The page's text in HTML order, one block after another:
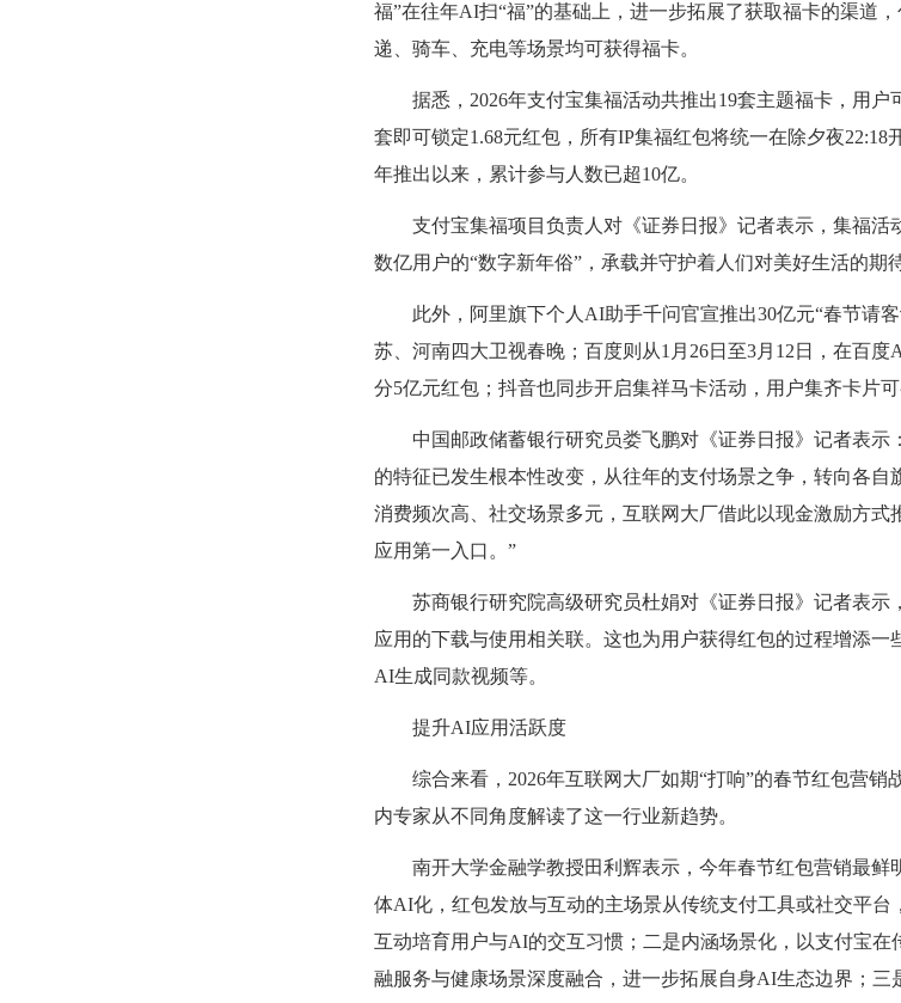
福”在往年AI扫“福”的基础上，进一步拓展了获取福卡的渠道
递、骑车、充电等场景均可获得福卡。
据悉， 2026年支付宝集福活动共推出19套主题福卡，用
套即可锁定1.68元红包，所有IP集福红包将统一在除夕夜22:18
年推出以来，累计参与人数已超10亿。
支付宝集福项目负责人对《证券日报》记者表示，集福
数亿用户的“数字新年俗”，承载并守护着人们对美好生活的期
此外，阿里旗下个人 AI助手千问官宣推出30亿元“春节请
苏、河南四大卫视春晚；百度则从1月26日至3月12日，在百度
分5亿元红包；抖音也同步开启集祥马卡活动，用户集齐卡片可
中国邮政储蓄银行研究员娄飞鹏对《证券日报》记者表示：
的特征已发生根本性改变，从往年的支付场景之争，转向各
消费频次高、社交场景多元，互联网大厂借此以现金激励方
应用第一入口。”
苏商银行研究院高级研究员杜娟对《证券日报》记者表示
应用的下载与使用相关联。这也为用户获得红包的过程增添一
AI生成同款视频等。
提升AI应用活跃度
综合来看， 2026年互联网大厂如期“打响”的春节红包营
内专家从不同角度解读了这一行业新趋势。
南开大学金融学教授田利辉表示，今年春节红包营销最鲜
体AI化，红包发放与互动的主场景从传统支付工具或社交平
互动培育用户与AI的交互习惯；二是内涵场景化，以支付宝在
融服务与健康场景深度融合，进一步拓展自身AI生态边界；三